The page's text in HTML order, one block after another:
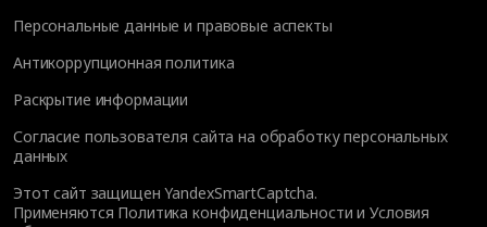
Персональные данные и правовые аспекты
Антикоррупционная политика
Раскрытие информации
Согласие пользователя сайта на обработку персональных
данных
Этот сайт защищен YandexSmartCaptcha.
Применяются Политика конфиденциальности иУсловия